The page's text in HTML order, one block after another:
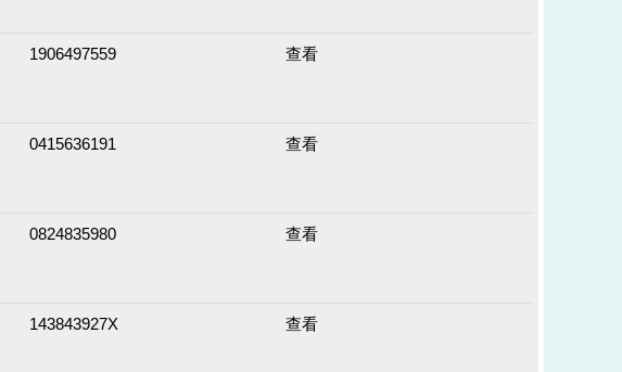
1906497559 查看
0415636191 查看
0824835980 查看
143843927X 查看